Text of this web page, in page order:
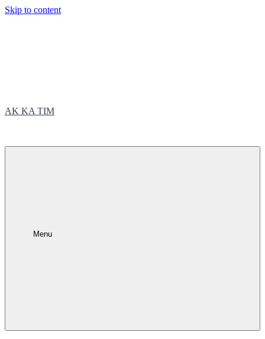
Skip to content
AK KA TIM
Menu